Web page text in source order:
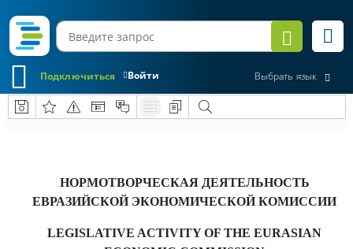
Войти
Подключиться Выбрать язык
НОРМОТВОРЧЕСКАЯ ДЕЯТЕЛЬНОСТЬ
ЕВРАЗИЙСКОЙ ЭКОНОМИЧЕСКОЙ КОМИССИИ
LEGISLATIVE ACTIVITY OF THE EURASIAN